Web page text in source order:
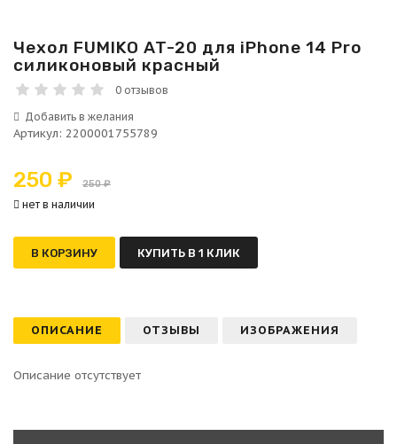
Чехол FUMIKO AT-20 для iPhone 14 Pro
силиконовый красный
0 отзывов
Артикул: 2200001755789
250 ₽ 250 ₽
нет в наличии
В КОРЗИНУ КУПИТЬ В 1 КЛИК
ОПИСАНИЕ ОТЗЫВЫ ИЗОБРАЖЕНИЯ
Описание отсутствует